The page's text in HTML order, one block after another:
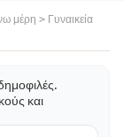
μέρη > Γυναικεία
και